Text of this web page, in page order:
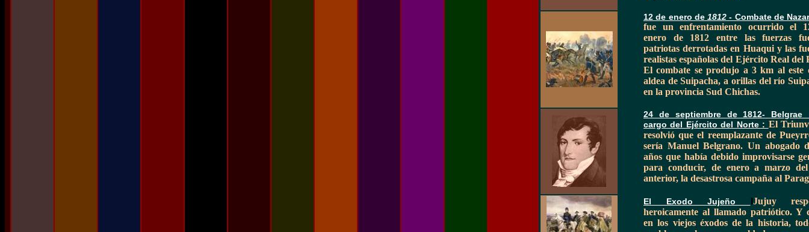
12 de enero de 1812 - Combate de
fue un enfrentamiento ocurrido el
enero de 1812 entre las fuerzas
patriotas derrotadas en Huaqui y las
realistas españolas del Ejército Real del
El combate se produjo a 3 km al este
aldea de Suipacha, a orillas del río
en la provincia Sud Chichas.
24 de septiembre de 1812- Belgrae
cargo del Ejército del Norte : El
resolvió que el reemplazante de
sería Manuel Belgrano. Un abogado
años que había debido improvisarse
para conducir, de enero a marzo
anterior, la desastrosa campaña al
El Exodo Jujeño lJujuy
heroicamente al llamado patriótico. Y
en los viejos éxodos de la historia,